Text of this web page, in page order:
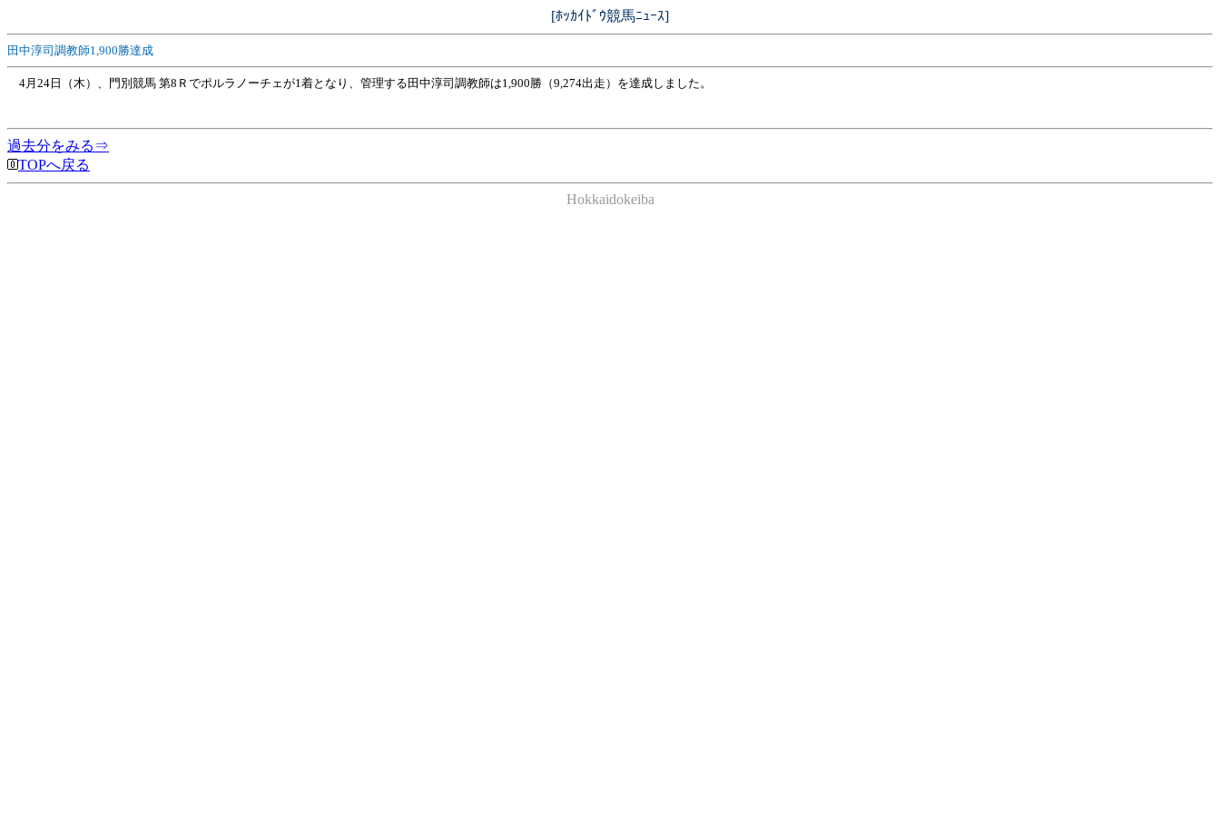
[ﾎｯｶｲﾄﾞｳ競馬ﾆｭｰｽ]
田中淳司調教師1,900勝達成
4月24日（木）、門別競馬 第8Ｒでポルラノーチェが1着となり、管理する田中淳司調教師は1,900勝（9,274出走）を達成しました。
過去分をみる⇒
TOPへ戻る
Hokkaidokeiba